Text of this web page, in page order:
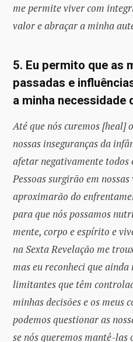
me permite viver com
valor e abraçar a minha
5. Eu permito que as
passadas e
a minha necessidade
Até que nós curemos [heal]
nossas inseguranças da
afetar negativamente todos
Pessoas surgirão em
aproximarão do
para que nós possamos
mente, corpo e espírito e
na Sexta Revelação me
mas eu reconheci que ainda
limitantes que têm
minhas decisões e os meus
podemos questionar as
se nós queremos mantê-